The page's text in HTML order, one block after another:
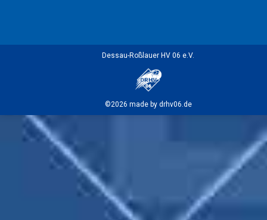
Dessau-Roßlauer HV 06 e.V.
©2026 made by drhv06.de